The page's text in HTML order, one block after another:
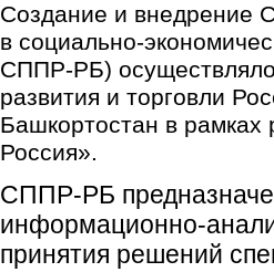
Создание и внедрение
в социально-
СППР-РБ)
развития и торговли
Башкортостан в
Россия».
СППР-РБ
информационно-
принятия решений